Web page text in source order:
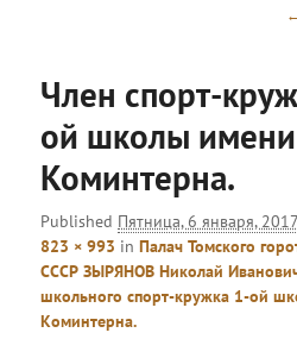
Член спорт-
ой школы имени
Коминтерна.
Published Пятница, 6 января,
823 × 993 inПалач Томского
СССР ЗЫРЯНОВ Николай
школьного спорт-кружка 1-ой
Коминтерна.